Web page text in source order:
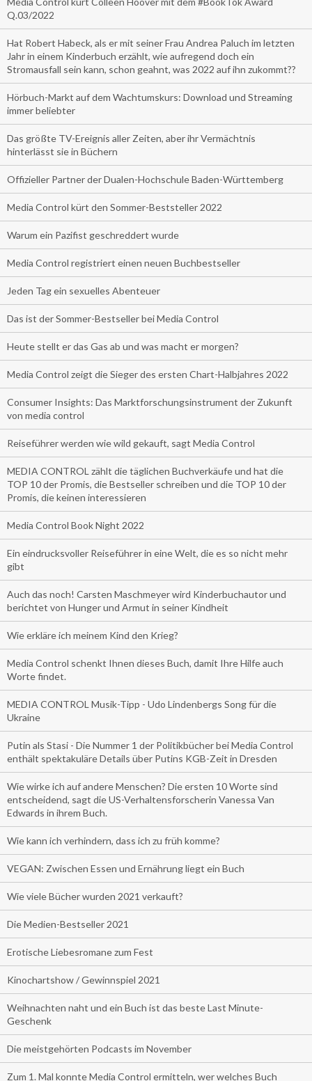
Q.03/2022
Hat Robert Habeck, als er mit seiner Frau Andrea Paluch im letzten
Jahr in einem Kinderbuch erzählt, wie aufregend doch ein
Stromausfall sein kann, schon geahnt, was 2022 auf ihn zukommt??
Hörbuch-Markt auf dem Wachtumskurs: Download und Streaming
immer beliebter
Das größte TV-Ereignis aller Zeiten, aber ihr Vermächtnis
hinterlässt sie in Büchern
Offizieller Partner der Dualen-Hochschule Baden-Württemberg
Media Control kürt den Sommer-Beststeller 2022
Warum ein Pazifist geschreddert wurde
Media Control registriert einen neuen Buchbestseller
Jeden Tag ein sexuelles Abenteuer
Das ist der Sommer-Bestseller bei Media Control
Heute stellt er das Gas ab und was macht er morgen?
Media Control zeigt die Sieger des ersten Chart-Halbjahres 2022
Consumer Insights: Das Marktforschungsinstrument der Zukunft
von media control
Reiseführer werden wie wild gekauft, sagt Media Control
MEDIA CONTROL zählt die täglichen Buchverkäufe und hat die
TOP 10 der Promis, die Bestseller schreiben und die TOP 10 der
Promis, die keinen interessieren
Media Control Book Night 2022
Ein eindrucksvoller Reiseführer in eine Welt, die es so nicht mehr
gibt
Auch das noch! Carsten Maschmeyer wird Kinderbuchautor und
berichtet von Hunger und Armut in seiner Kindheit
Wie erkläre ich meinem Kind den Krieg?
Media Control schenkt Ihnen dieses Buch, damit Ihre Hilfe auch
Worte findet.
MEDIA CONTROL Musik-Tipp - Udo Lindenbergs Song für die
Ukraine
Putin als Stasi - Die Nummer 1 der Politikbücher bei Media Control
enthält spektakuläre Details über Putins KGB-Zeit in Dresden
Wie wirke ich auf andere Menschen? Die ersten 10 Worte sind
entscheidend, sagt die US-Verhaltensforscherin Vanessa Van
Edwards in ihrem Buch.
Wie kann ich verhindern, dass ich zu früh komme?
VEGAN: Zwischen Essen und Ernährung liegt ein Buch
Wie viele Bücher wurden 2021 verkauft?
Die Medien-Bestseller 2021
Erotische Liebesromane zum Fest
Kinochartshow / Gewinnspiel 2021
Weihnachten naht und ein Buch ist das beste Last Minute-
Geschenk
Die meistgehörten Podcasts im November
Zum 1. Mal konnte Media Control ermitteln, wer welches Buch